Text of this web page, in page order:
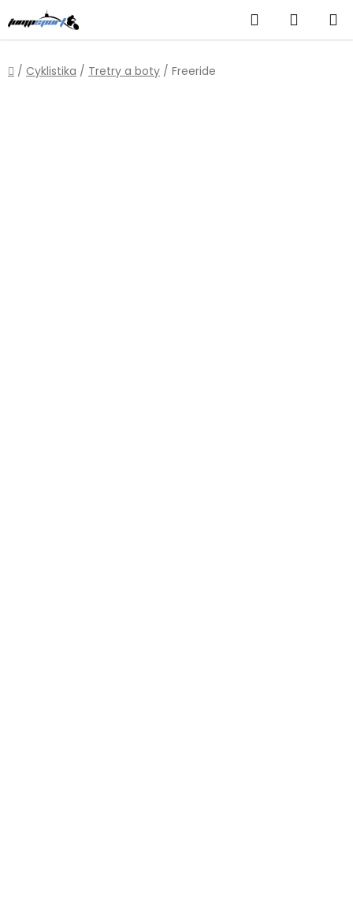
na
obsah
Hledat
KOŠÍK
Domů
/ Cyklistika / Tretry a boty / Freeride